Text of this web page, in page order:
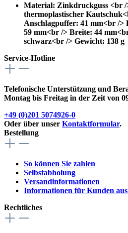
Material: Zinkdruckguss <br /
thermoplastischer
Anschlagpuffer: 41 mm<br />
59 mm<br /> Breite: 44
schwarz<br /> Gewicht: 138 g
Service-Hotline
Telefonische Unterstützung und
Montag bis Freitag in der Zeit von
+49 (0)201 5074926-0
Oder über unser Kontaktformular.
Bestellung
So können Sie zahlen
Selbstabholung
Versandinformationen
Informationen für Kunden
Rechtliches